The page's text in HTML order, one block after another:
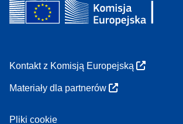
Kontakt z Komisją Europejską
Materiały dla partnerów
Pliki cookie